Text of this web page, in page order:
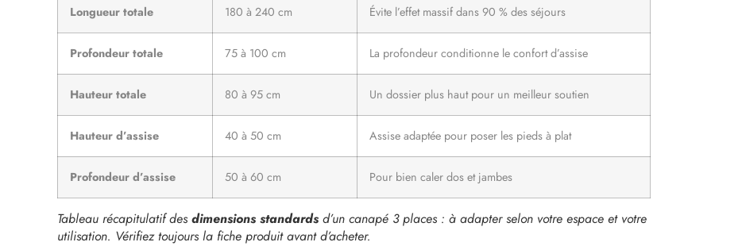
Longueur totale 180 à 240 cm Évite l’effet massif dans 90 % des séjours
Profondeur totale 75 à 100 cm La profondeur conditionne le confort d’assise
Hauteur totale 80 à 95 cm Un dossier plus haut pour un meilleur soutien
Hauteur d’assise 40 à 50 cm Assise adaptée pour poser les pieds à plat
Profondeur d’assise 50 à 60 cm Pour bien caler dos et jambes
Tableau récapitulatif des dimensions standards d’un canapé 3 places : à adapter selon votre espace et votre
utilisation. Vérifiez toujours la fiche produit avant d’acheter.